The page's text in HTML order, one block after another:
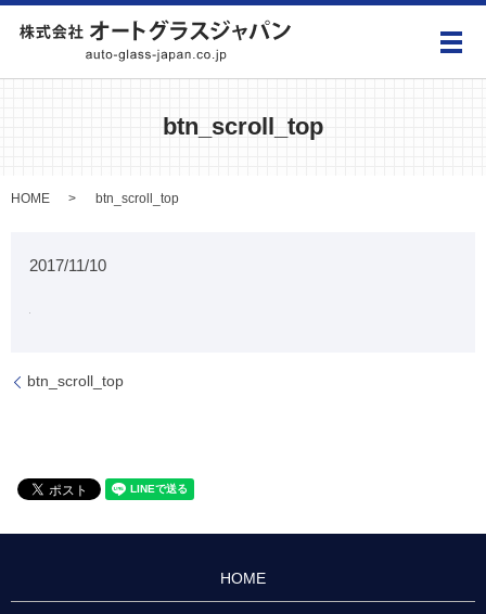
メ
btn_scroll_top
HOME btn_scroll_top
2017/11/10
btn_scroll_top
HOME